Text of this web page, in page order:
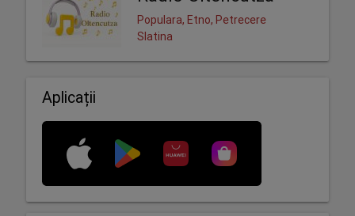
Populara, Etno, Petrecere
Slatina
Aplicații